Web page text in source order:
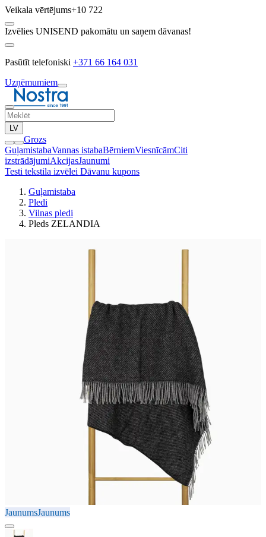
Veikala vērtējums+10 722
Izvēlies UNISEND pakomātu un saņem dāvanas!
Pasūtīt telefoniski +371 66 164 031
Uzņēmumiem
LV
Grozs
GuļamistabaVannas istabaBērniemViesnīcāmCiti
izstrādājumiAkcijasJaunumi
Testi tekstila izvēlei Dāvanu kupons
Guļamistaba
Pledi
Vilnas pledi
Pleds ZELANDIA
JaunumsJaunums